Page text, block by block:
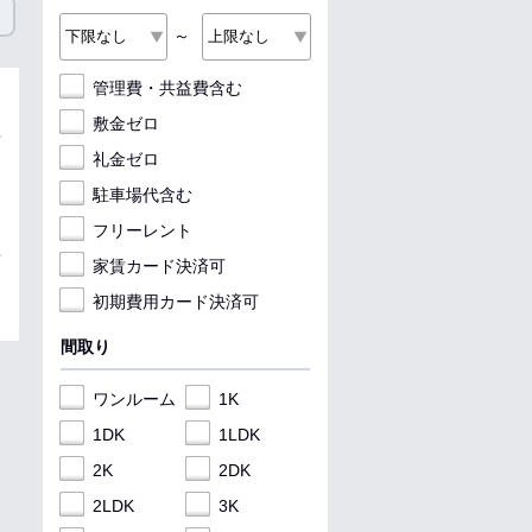
～
管理費・共益費含む
敷金ゼロ
礼金ゼロ
駐車場代含む
フリーレント
家賃カード決済可
初期費用カード決済可
間取り
ワンルーム
1K
1DK
1LDK
2K
2DK
2LDK
3K